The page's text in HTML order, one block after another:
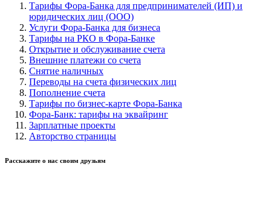
Тарифы Фора-Банка для предпринимателей (ИП) и
юридических лиц (ООО)
Услуги Фора-Банка для бизнеса
Тарифы на РКО в Фора-Банке
Открытие и обслуживание счета
Внешние платежи со счета
Снятие наличных
Переводы на счета физических лиц
Пополнение счета
Тарифы по бизнес-карте Фора-Банка
Фора-Банк: тарифы на эквайринг
Зарплатные проекты
Авторство страницы
Расскажите о нас своим друзьям